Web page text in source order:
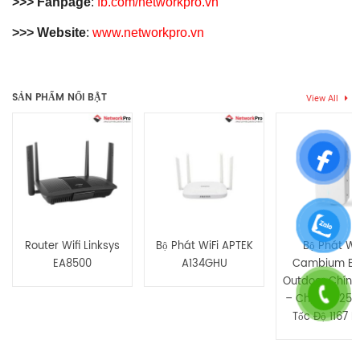
>>> Website: www.networkpro.vn
Hãy là người đầu tiên nhận xét “Bộ Phát WiFi 5 H3C Aolynk
UAP512G-AC13 – WiFi Gắn Tường, Tốc Độ 1267Mbps”
Bạn phải bđăng nhậpđể gửi đánh giá.
SẢN PHẨM NỔI BẬT View All
Router Wifi Linksys
EA8500
Bộ Phát WiFi APTEK
A134GHU
​Bộ Phát
Cambium
Outdoor
– Chịu Tải
Tốc Độ 1167